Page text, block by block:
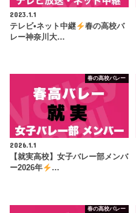
2023.1.1
テレビ•ネット中継
春の高校バ
レー神奈川大…
春の高校バレー
2026.1.1
【就実高校】女子バレー部メンバ
ー2026年
…
春の高校バレー